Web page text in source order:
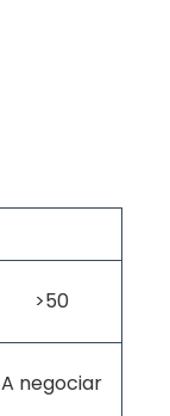
>50
A negociar